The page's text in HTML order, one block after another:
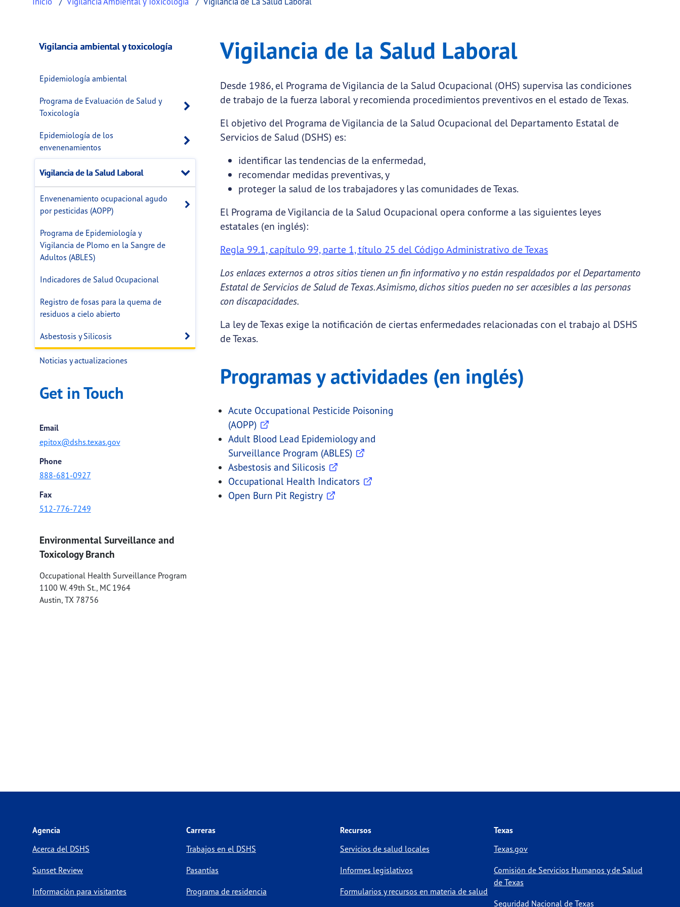
Vigilancia de la Salud Laboral
This page provides information about Vigilancia de la Salud Laboral
Vigilancia ambiental y toxicología
Epidemiología ambiental
Programa de Evaluación de Salud y
Toxicología
Open submenu links
Epidemiología de los
envenenamientos
Open submenu links
Vigilancia de la Salud Laboral Close submenu links
Envenenamiento ocupacional agudo
por pesticidas (AOPP)
Programa de Epidemiología y
Vigilancia de Plomo en la Sangre de
Adultos (ABLES)
Indicadores de Salud Ocupacional
Registro de fosas para la quema de
residuos a cielo abierto
Asbestosis y Silicosis Open submenu links
Noticias y actualizaciones
Get in Touch
Email
epitox@dshs.texas.gov
Phone
888-681-0927
Fax
512-776-7249
Environmental Surveillance and
Toxicology Branch
Occupational Health Surveillance Program
1100 W. 49th St., MC 1964
Austin, TX 78756
Vigilancia de la Salud Laboral
Desde 1986, el Programa de Vigilancia de la Salud Ocupacional (OHS) supervisa las condiciones
de trabajo de la fuerza laboral y recomienda procedimientos preventivos en el estado de Texas.
El objetivo del Programa de Vigilancia de la Salud Ocupacional del Departamento Estatal de
Servicios de Salud (DSHS) es:
identificar las tendencias de la enfermedad,
recomendar medidas preventivas, y
proteger la salud de los trabajadores y las comunidades de Texas.
El Programa de Vigilancia de la Salud Ocupacional opera conforme a las siguientes leyes
estatales (en inglés):
Regla 99.1, capítulo 99, parte 1, título 25 del Código Administrativo de Texas
Los enlaces externos a otros sitios tienen un fin informativo y no están respaldados por el Departamento
Estatal de Servicios de Salud de Texas. Asimismo, dichos sitios pueden no ser accesibles a las personas
con discapacidades.
La ley de Texas exige la notificación de ciertas enfermedades relacionadas con el trabajo al DSHS
de Texas.
Programas y actividades (en inglés)
Acute Occupational Pesticide Poisoning
(AOPP)
Adult Blood Lead Epidemiology and
Surveillance Program (ABLES)
Asbestosis and Silicosis
Occupational Health Indicators
Open Burn Pit Registry
Agencia
Acerca del DSHS
Sunset Review
Información para visitantes
Carreras
Trabajos en el DSHS
Pasantías
Programa de residencia
Recursos
Servicios de salud locales
Informes legislativos
Formularios y recursos en materia de salud
Texas
Texas.gov
Comisión de Servicios Humanos y de Salud
de Texas
Seguridad Nacional de Texas